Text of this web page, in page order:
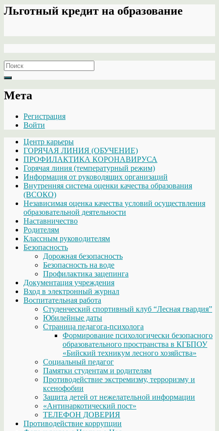
Льготный кредит на образование
Search
for:
Мета
Регистрация
Войти
Центр карьеры
ГОРЯЧАЯ ЛИНИЯ (ОБУЧЕНИЕ)
ПРОФИЛАКТИКА КОРОНАВИРУСА
Горячая линия (температурный режим)
Информация от руководящих организаций
Внутренняя система оценки качества образования
(ВСОКО)
Независимая оценка качества условий осуществления
образовательной деятельности
Наставничество
Родителям
Классным руководителям
Безопасность
Дорожная безопасность
Безопасность на воде
Профилактика зацепинга
Документация учреждения
Вход в электронный журнал
Воспитательная работа
Студенческий спортивный клуб “Лесная гвардия”
Юбилейные даты
Страница педагога-психолога
Формирование психологически безопасного
образовательного пространства в КГБПОУ
«Бийский техникум лесного хозяйства»
Социальный педагог
Памятки студентам и родителям
Противодействие экстремизму, терроризму и
ксенофобии
Защита детей от нежелательной информации
«Антинаркотический пост»
ТЕЛЕФОН ДОВЕРИЯ
Противодействие коррупции